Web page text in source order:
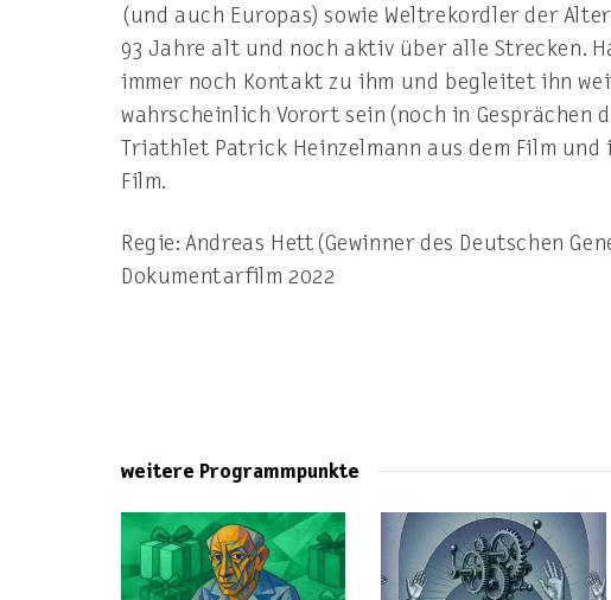
(und auch Europas) sowie Weltrekordler der
93 Jahre alt und noch aktiv über alle Strecken.
immer noch Kontakt zu ihm und begleitet ihn
wahrscheinlich Vorort sein (noch in Gesprächen
Triathlet Patrick Heinzelmann aus dem Film
Film.
Regie: Andreas Hett (Gewinner des Deutschen
Dokumentarfilm 2022
weitere Programmpunkte